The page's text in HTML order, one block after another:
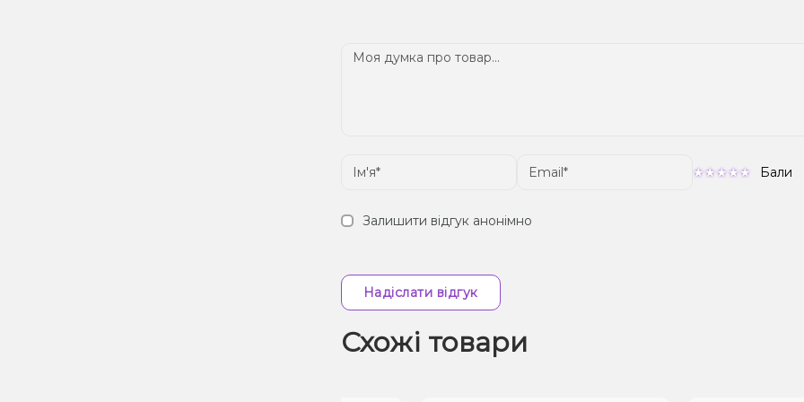
Бали
Залишити відгук анонімно
Надіслати відгук
Схожі товари